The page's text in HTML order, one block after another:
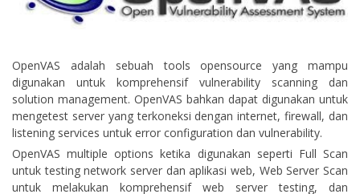
OpenVAS adalah sebuah tools opensource yang mampu
digunakan untuk komprehensif vulnerability scanning dan
solution management. OpenVAS bahkan dapat digunakan untuk
mengetest server yang terkoneksi dengan internet, firewall, dan
listening services untuk error configuration dan vulnerability.
OpenVAS multiple options ketika digunakan seperti Full Scan
untuk testing network server dan aplikasi web, Web Server Scan
untuk melakukan komprehensif web server testing, dan